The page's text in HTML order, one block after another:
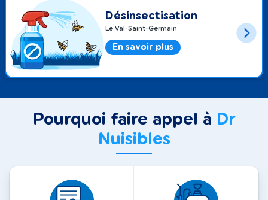
Désinsectisation
Le Val-Saint-Germain
En savoir plus
Pourquoi faire appel à Dr
Nuisibles